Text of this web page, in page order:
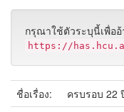
กรุณาใช้ตัวระบุนี้เพื่ออ้
https://
ชื่อเรื่อง:
ครบรอบ 22